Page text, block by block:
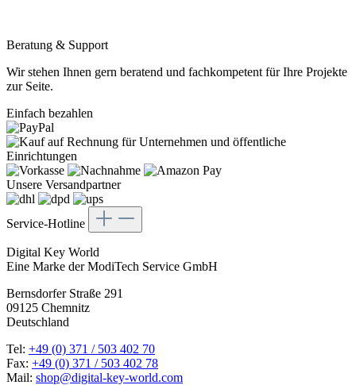
Beratung & Support
Wir stehen Ihnen gern beratend und fachkompetent für Ihre Projekte
zur Seite.
Einfach bezahlen
Unsere Versandpartner
Service-Hotline
Digital Key World
Eine Marke der ModiTech Service GmbH
Bernsdorfer Straße 291
09125 Chemnitz
Deutschland
Tel: +49 (0) 371 / 503 402 70
Fax: +49 (0) 371 / 503 402 78
Mail: shop@digital-key-world.com